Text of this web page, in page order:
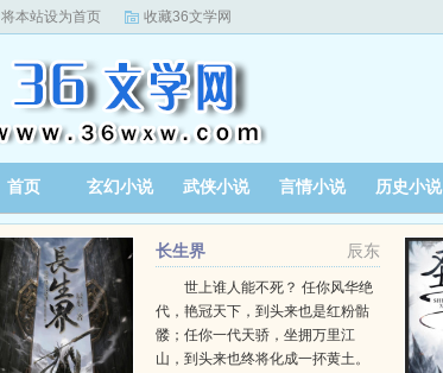
将本站设为首页 收藏36文学网
首页 玄幻小说 武侠小说 言情小说 历史小说
辰东
长生界
世上谁人能不死？ 任你风华绝
代，艳冠天下，到头来也是红粉骷
髅；任你一代天骄，坐拥万里江
山，到头来也终将化成一抔黄土。